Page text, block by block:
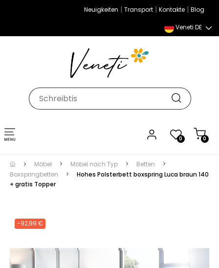
Neuigkeiten | Transport | Kontakte | Blog
Veneti DE
0 0
Umschalten
der
Navigation
Möbel Möbel nach Typ
Betten
Boxspringbetten
Hohes Polsterbett boxspring Luca braun 140
+ gratis Topper
-92,99 €